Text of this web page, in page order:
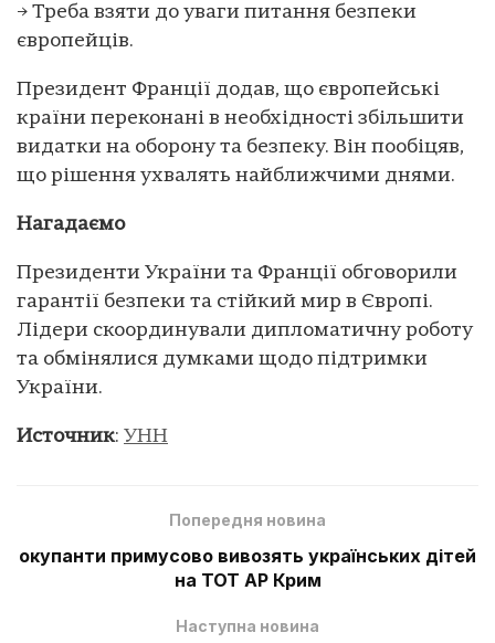
→ Треба взяти до уваги питання безпеки
європейців.
Президент Франції додав, що європейські
країни переконані в необхідності збільшити
видатки на оборону та безпеку. Він пообіцяв,
що рішення ухвалять найближчими днями.
Нагадаємо
Президенти України та Франції обговорили
гарантії безпеки та стійкий мир в Європі.
Лідери скоординували дипломатичну роботу
та обмінялися думками щодо підтримки
України.
Источник: УНН
Попередня новина
окупанти примусово вивозять українських дітей
на ТОТ АР Крим
Наступна новина